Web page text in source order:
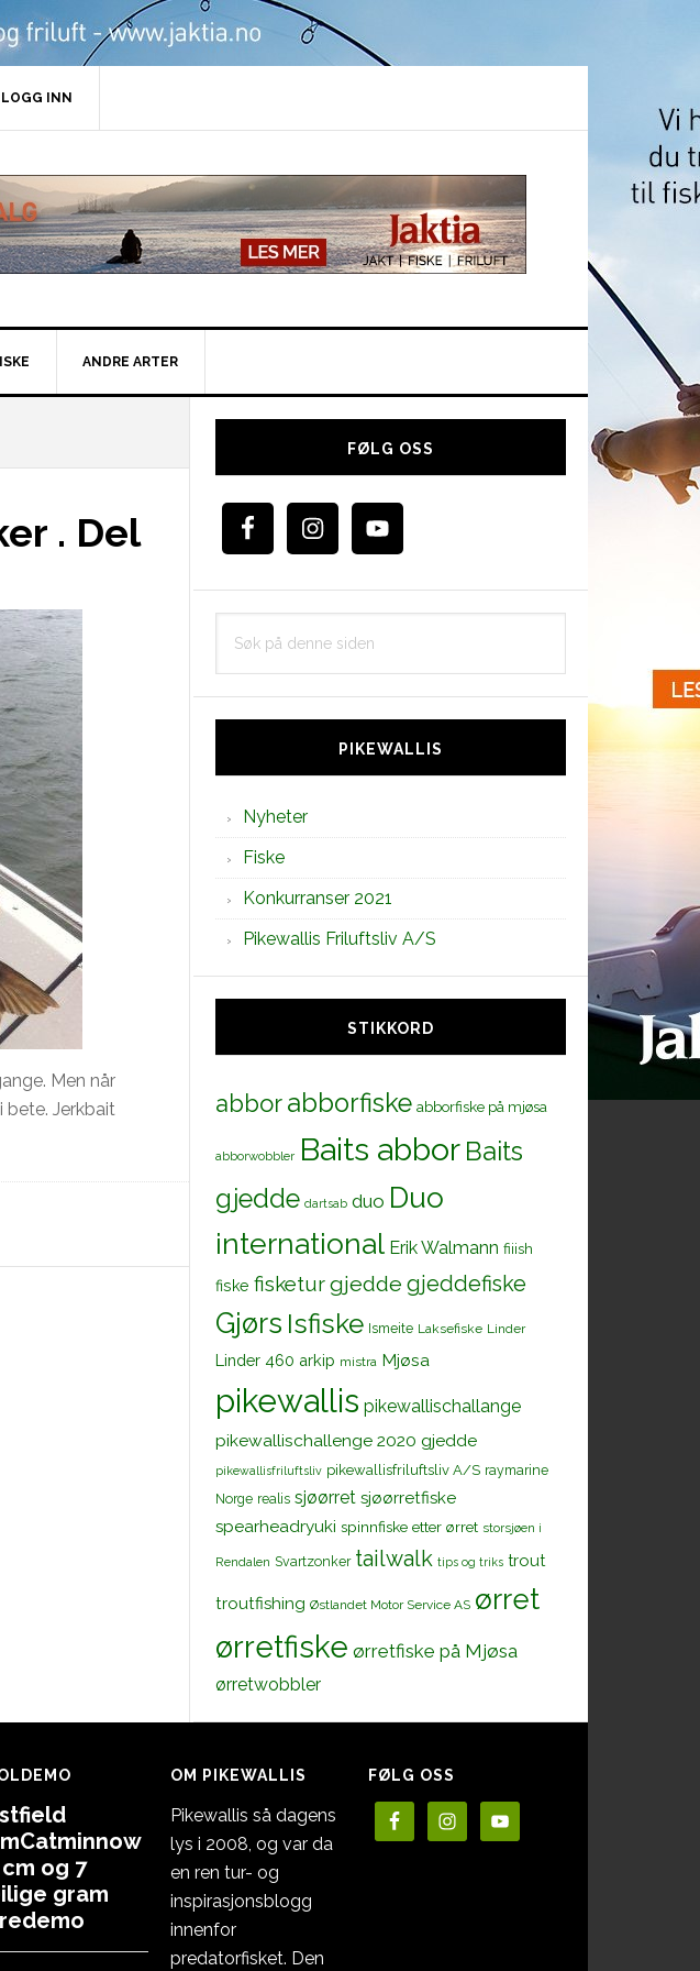
LOGG INN
ANDRE ARTER
. Del
Men når
Jerkbait
Hoved
FØLG OSS
PIKEWALLIS
Nyheter
Fiske
Konkurranser 2021
Pikewallis Friluftsliv A/S
STIKKORD
abborabborfiske abborfiske på mjøsa
abborwobbler Baits abbor Baits
gjedde dartsab duo Duo
international Erik Walmann fiiish
fiske fisketurgjedde gjeddefiske
Gjørs Isfiske Ismeite Laksefiske Linder
Linder 460 arkip mistra Mjøsa
pikewallis pikewallischallange
pikewallischallenge 2020 gjedde
pikewallisfriluftsliv pikewallisfriluftsliv A/S raymarine
Norge realis sjøørret sjøørretfiske
spearheadryuki spinnfiske etter ørret storsjøen i
Rendalen Svartzonker tailwalk tips og triks trout
troutfishing Østlandet Motor Service AS ørret
ørretfiske ørretfiske på Mjøsa
ørretwobbler
og 7
gram
OM PIKEWALLIS
Pikewallis så dagens
lys i 2008, og var da
en ren tur- og
inspirasjonsblogg
innenfor
predatorfisket. Den
FØLG OSS